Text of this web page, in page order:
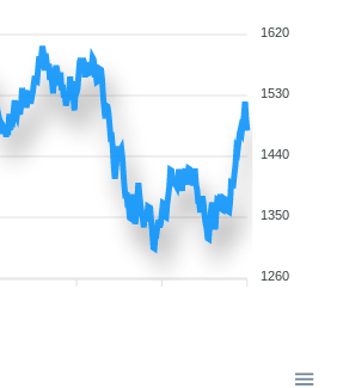
1620
1530
1440
1350
1260